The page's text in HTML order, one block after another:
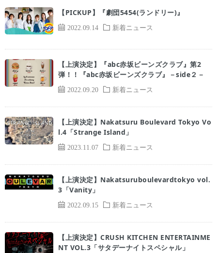
2022.09.14 新着ニュース
【PICKUP】『劇団5454(ランドリー)』
2022.09.20 新着ニュース
【上演決定】『abc赤坂ビーンズクラブ』第2
弾！！『abc赤坂ビーンズクラブ』－side２－
2023.11.07 新着ニュース
【上演決定】Nakatsuru Boulevard Tokyo Vo
l.4「Strange Island」
2022.09.15 新着ニュース
【上演決定】Nakatsuruboulevardtokyo vol.
3「Vanity」
【上演決定】CRUSH KITCHEN ENTERTAINME
NT VOL.3「サタデーナイトスペシャル」